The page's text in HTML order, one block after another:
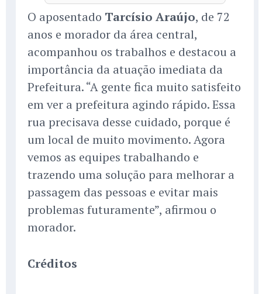
O aposentado Tarcísio Araújo, de 72
anos e morador da área central,
acompanhou os trabalhos e destacou a
importância da atuação imediata da
Prefeitura. “A gente fica muito satisfeito
em ver a prefeitura agindo rápido. Essa
rua precisava desse cuidado, porque é
um local de muito movimento. Agora
vemos as equipes trabalhando e
trazendo uma solução para melhorar a
passagem das pessoas e evitar mais
problemas futuramente”, afirmou o
morador.
Créditos